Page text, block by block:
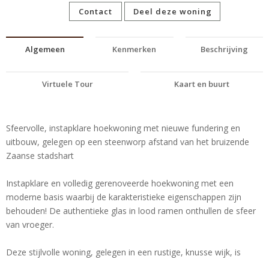
Contact Deel deze woning
Algemeen Kenmerken Beschrijving
Virtuele Tour Kaart en buurt
Sfeervolle, instapklare hoekwoning met nieuwe fundering en
uitbouw, gelegen op een steenworp afstand van het bruizende
Zaanse stadshart
Instapklare en volledig gerenoveerde hoekwoning met een
moderne basis waarbij de karakteristieke eigenschappen zijn
behouden! De authentieke glas in lood ramen onthullen de sfeer
van vroeger.
Deze stijlvolle woning, gelegen in een rustige, knusse wijk, is